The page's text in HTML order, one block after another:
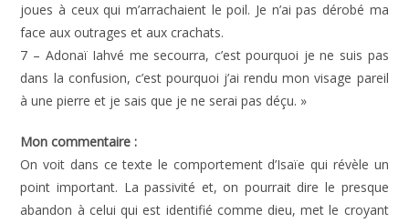
joues à ceux qui m’arrachaient le poil. Je n’ai pas dérobé ma
face aux outrages et aux crachats.
7 – Adonaï Iahvé me secourra, c’est pourquoi je ne suis pas
dans la confusion, c’est pourquoi j’ai rendu mon visage pareil
à une pierre et je sais que je ne serai pas déçu. »
Mon commentaire :
On voit dans ce texte le comportement d’Isaïe qui révèle un
point important. La passivité et, on pourrait dire le presque
abandon à celui qui est identifié comme dieu, met le croyant